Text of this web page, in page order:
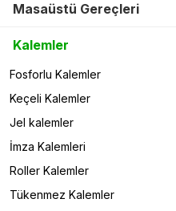
Masaüstü Gereçleri
Kalemler
Fosforlu Kalemler
Keçeli Kalemler
Jel kalemler
İmza Kalemleri
Roller Kalemler
Tükenmez Kalemler